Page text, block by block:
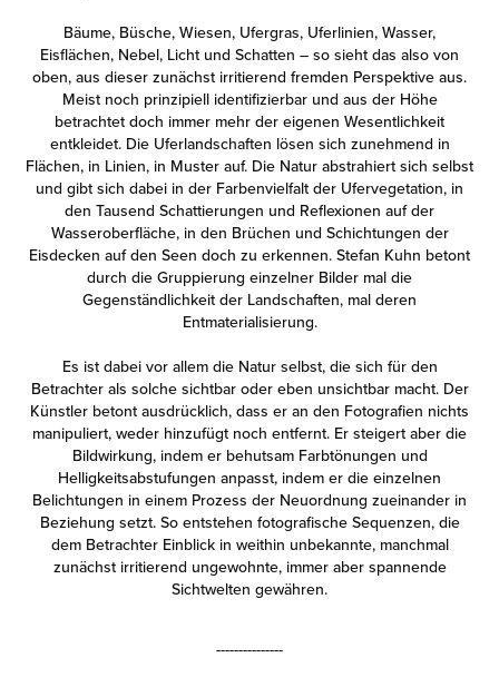
Bäume, Büsche, Wiesen, Ufergras, Uferlinien, Wasser,
Eisflächen, Nebel, Licht und Schatten – so sieht das also von
oben, aus dieser zunächst irritierend fremden Perspektive aus.
Meist noch prinzipiell identifizierbar und aus der Höhe
betrachtet doch immer mehr der eigenen Wesentlichkeit
entkleidet. Die Uferlandschaften lösen sich zunehmend in
Flächen, in Linien, in Muster auf. Die Natur abstrahiert sich selbst
und gibt sich dabei in der Farbenvielfalt der Ufervegetation, in
den Tausend Schattierungen und Reflexionen auf der
Wasseroberfläche, in den Brüchen und Schichtungen der
Eisdecken auf den Seen doch zu erkennen. Stefan Kuhn betont
durch die Gruppierung einzelner Bilder mal die
Gegenständlichkeit der Landschaften, mal deren
Entmaterialisierung.
Es ist dabei vor allem die Natur selbst, die sich für den
Betrachter als solche sichtbar oder eben unsichtbar macht. Der
Künstler betont ausdrücklich, dass er an den Fotografien nichts
manipuliert, weder hinzufügt noch entfernt. Er steigert aber die
Bildwirkung, indem er behutsam Farbtönungen und
Helligkeitsabstufungen anpasst, indem er die einzelnen
Belichtungen in einem Prozess der Neuordnung zueinander in
Beziehung setzt. So entstehen fotografische Sequenzen, die
dem Betrachter Einblick in weithin unbekannte, manchmal
zunächst irritierend ungewohnte, immer aber spannende
Sichtwelten gewähren.
---------------